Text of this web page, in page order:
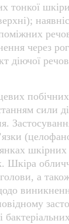
тонкої
через
діючої
сили
шкірних
Шкіра
а